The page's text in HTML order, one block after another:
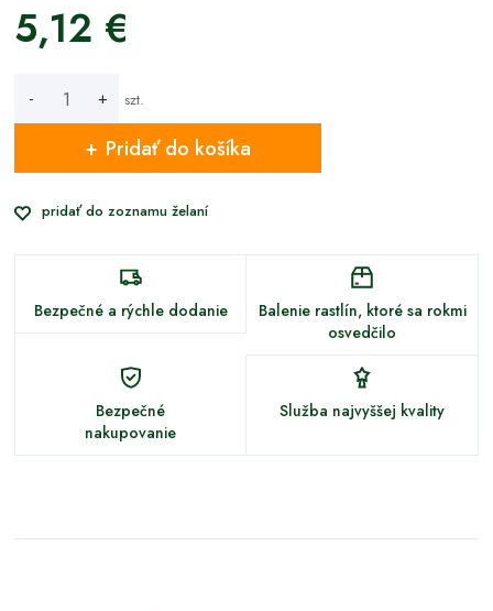
5,12 €
- + szt.
Pridať do košíka
pridať do zoznamu želaní
Bezpečné a rýchle dodanie
Balenie rastlín, ktoré sa rokmi
osvedčilo
Bezpečné
nakupovanie
Služba najvyššej kvality